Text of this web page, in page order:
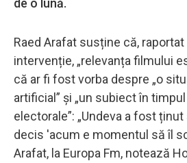
Raed Arafat susține că, raportat
intervenție, „relevanța filmului
că ar fi fost vorba despre „o
artificial” și „un subiect în
electorale”: „Undeva a fost
decis 'acum e momentul să îl
Arafat, la Europa Fm, notează